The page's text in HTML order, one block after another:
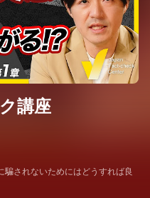
講座
騙されないためにはどうすれば良